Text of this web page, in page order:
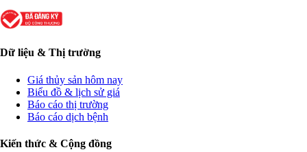
Dữ liệu & Thị trường
Giá thủy sản hôm nay
Biểu đồ & lịch sử giá
Báo cáo thị trường
Báo cáo dịch bệnh
Kiến thức & Cộng đồng